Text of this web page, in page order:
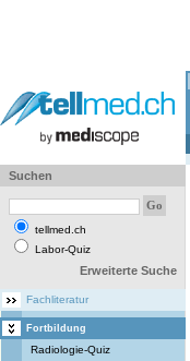
Suchen
tellmed.ch
Labor-Quiz
Erweiterte Suche
Fachliteratur
Fortbildung
Radiologie-Quiz